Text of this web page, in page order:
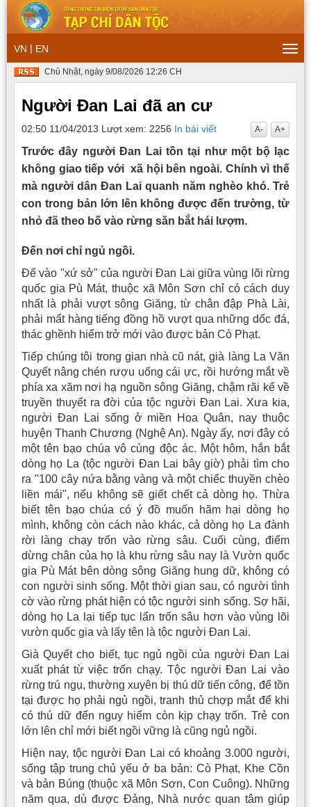
VN | EN
Chủ Nhật, ngày 9/08/2026 12:26 CH
Người Đan Lai đã an cư
02:50 11/04/2013 Lượt xem: 2256 In bài viết A+
A-
Trước đây người Đan Lai tồn tại như một bộ lạc
không giao tiếp với xã hội bên ngoài. Chính vì thế
mà người dân Đan Lai quanh năm nghèo khó. Trẻ
con trong bản lớn lên không được đến trường, từ
nhỏ đã theo bố vào rừng săn bắt hái lượm.
Đến nơi chỉ ngủ ngồi.
Ðể vào "xứ sở" của người Ðan Lai giữa vùng lõi rừng
quốc gia Pù Mát, thuộc xã Môn Sơn chỉ có cách duy
nhất là phải vượt sông Giăng, từ chân đập Phà Lài,
phải mất hàng tiếng đồng hồ vượt qua những dốc đá,
thác ghềnh hiểm trở mới vào được bản Cò Phạt.
Tiếp chúng tôi trong gian nhà cũ nát, già làng La Văn
Quyết nâng chén rượu uống cái ực, rồi hướng mắt về
phía xa xăm nơi hạ nguồn sông Giăng, chậm rãi kể về
truyền thuyết ra đời của tộc người Ðan Lai. Xưa kia,
người Ðan Lai sống ở miền Hoa Quân, nay thuộc
huyện Thanh Chương (Nghệ An). Ngày ấy, nơi đây có
một tên bạo chúa vô cùng độc ác. Một hôm, hắn bắt
dòng họ La (tộc người Ðan Lai bây giờ) phải tìm cho
ra "100 cây nứa bằng vàng và một chiếc thuyền chèo
liền mái", nếu không sẽ giết chết cả dòng họ. Thừa
biết tên bạo chúa có ý đồ muốn hãm hại dòng họ
mình, không còn cách nào khác, cả dòng họ La đành
rời làng chạy trốn vào rừng sâu. Cuối cùng, điểm
dừng chân của họ là khu rừng sâu nay là Vườn quốc
gia Pù Mát bên dòng sông Giăng hung dữ, không có
con người sinh sống. Một thời gian sau, có người tình
cờ vào rừng phát hiện có tộc người sinh sống. Sợ hãi,
dòng họ La lại tiếp tục lẩn trốn sâu hơn vào vùng lõi
vườn quốc gia và lấy tên là tộc người Ðan Lai.
Già Quyết cho biết, tục ngủ ngồi của người Ðan Lai
xuất phát từ việc trốn chạy. Tộc người Ðan Lai vào
rừng trú ngụ, thường xuyên bị thú dữ tiến công, để tồn
tại được họ phải ngủ ngồi, tranh thủ chợp mắt để khi
có thú dữ đến nguy hiểm còn kịp chạy trốn. Trẻ con
lớn lên chỉ mới biết ngồi vững là cũng ngủ ngồi.
Hiện nay, tộc người Ðan Lai có khoảng 3.000 người,
sống tập trung chủ yếu ở ba bản: Cò Phạt, Khe Cồn
và bản Búng (thuộc xã Môn Sơn, Con Cuông). Những
năm qua, dù được Ðảng, Nhà nước quan tâm giúp